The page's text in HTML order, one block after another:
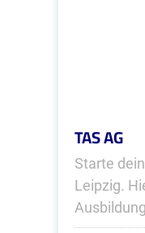
TAS AG
Starte
Leipzig.